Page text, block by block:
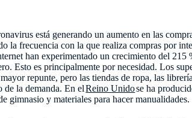
está generando un aumento en las
la frecuencia con la que realiza compras por
han experimentado un crecimiento del
Esto es principalmente por necesidad. Los
repunte, pero las tiendas de ropa, las
de la demanda. En elReino Unidose ha
gimnasio y materiales para hacer manualidades.